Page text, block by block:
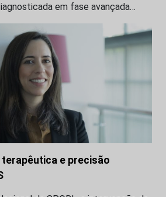
em fase avançada…
terapêutica e precisão